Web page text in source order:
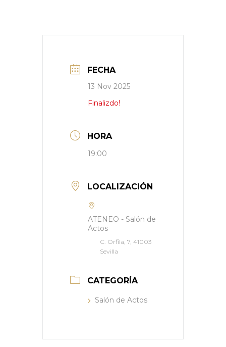
FECHA
13 Nov 2025
Finalizdo!
HORA
19:00
LOCALIZACIÓN
ATENEO - Salón de
Actos
C. Orfila, 7, 41003
Sevilla
CATEGORÍA
Salón de Actos